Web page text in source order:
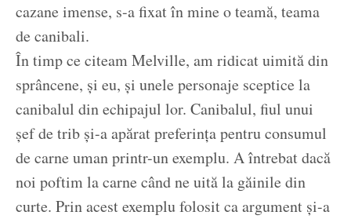
cazane imense, s-a fixat în mine o teamă, teama
de canibali.
În timp ce citeam Melville, am ridicat uimită din
sprâncene, și eu, și unele personaje sceptice la
canibalul din echipajul lor. Canibalul, fiul unui
șef de trib și-a apărat preferința pentru consumul
de carne uman printr-un exemplu. A întrebat dacă
noi poftim la carne când ne uită la găinile din
curte. Prin acest exemplu folosit ca argument și-a